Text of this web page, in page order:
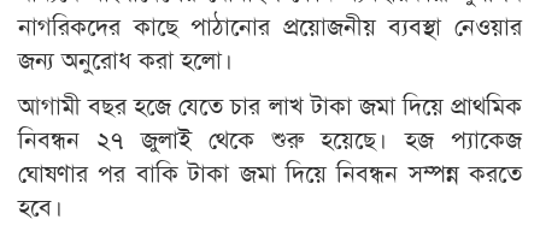
নাগরিকদের কাছে পাঠানোর প্রয়োজনীয় ব্যবস্থা নেওয়ার
জন্য অনুরোধ করা হলো।
আগামী বছর হজে যেতে চার লাখ টাকা জমা দিয়ে প্রাথমিক
নিবন্ধন ২৭ জুলাই থেকে শুরু হয়েছে। হজ প্যাকেজ
ঘোষণার পর বাকি টাকা জমা দিয়ে নিবন্ধন সম্পন্ন করতে
হবে।